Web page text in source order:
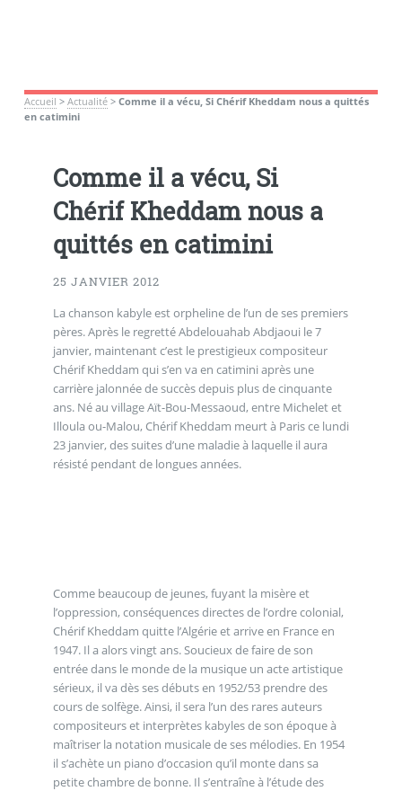
Accueil > Actualité> Comme il a vécu, Si Chérif Kheddam nous a quittés
en catimini
Comme il a vécu, Si
Chérif Kheddam nous a
quittés en catimini
25 JANVIER 2012
La chanson kabyle est orpheline de l’un de ses premiers
pères. Après le regretté Abdelouahab Abdjaoui le 7
janvier, maintenant c’est le prestigieux compositeur
Chérif Kheddam qui s’en va en catimini après une
carrière jalonnée de succès depuis plus de cinquante
ans. Né au village Aït-Bou-Messaoud, entre Michelet et
Illoula ou-Malou, Chérif Kheddam meurt à Paris ce lundi
23 janvier, des suites d’une maladie à laquelle il aura
résisté pendant de longues années.
Comme beaucoup de jeunes, fuyant la misère et
l’oppression, conséquences directes de l’ordre colonial,
Chérif Kheddam quitte l’Algérie et arrive en France en
1947. Il a alors vingt ans. Soucieux de faire de son
entrée dans le monde de la musique un acte artistique
sérieux, il va dès ses débuts en 1952/53 prendre des
cours de solfège. Ainsi, il sera l’un des rares auteurs
compositeurs et interprètes kabyles de son époque à
maîtriser la notation musicale de ses mélodies. En 1954
il s’achète un piano d’occasion qu’il monte dans sa
petite chambre de bonne. Il s’entraîne à l’étude des